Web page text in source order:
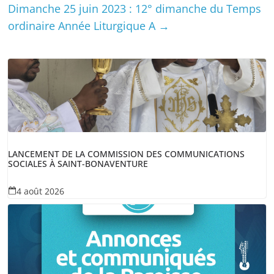
Dimanche 25 juin 2023 : 12° dimanche du Temps
ordinaire Année Liturgique A →
LANCEMENT DE LA COMMISSION DES COMMUNICATIONS
SOCIALES À SAINT-BONAVENTURE
4 août 2026